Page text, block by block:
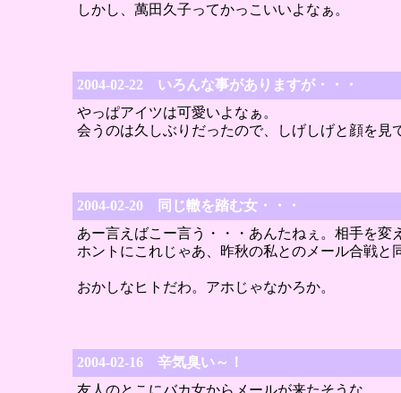
しかし、萬田久子ってかっこいいよなぁ。
2004-02-22 いろんな事がありますが・・・
やっぱアイツは可愛いよなぁ。
会うのは久しぶりだったので、しげしげと顔を見
2004-02-20 同じ轍を踏む女・・・
あー言えばこー言う・・・あんたねぇ。相手を変
ホントにこれじゃあ、昨秋の私とのメール合戦と
おかしなヒトだわ。アホじゃなかろか。
2004-02-16 辛気臭い～！
友人のとこにバカ女からメールが来たそうな。